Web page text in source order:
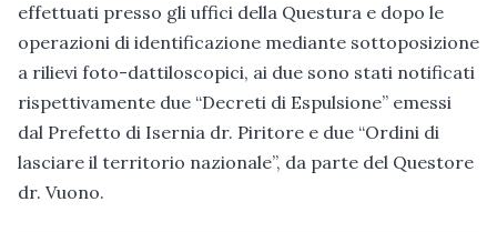
effettuati presso gli uffici della Questura e dopo le
operazioni di identificazione mediante sottoposizione
a rilievi foto-dattiloscopici, ai due sono stati notificati
rispettivamente due “Decreti di Espulsione” emessi
dal Prefetto di Isernia dr. Piritore e due “Ordini di
lasciare il territorio nazionale”, da parte del Questore
dr. Vuono.